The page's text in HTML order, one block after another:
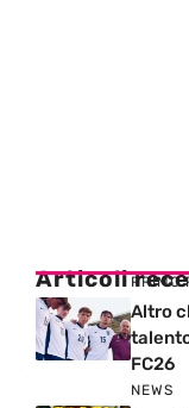
Articoli PRIMO
Altro
FC26
NEWS